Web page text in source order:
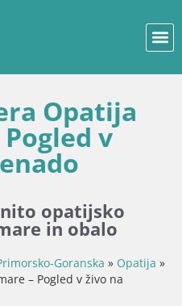
Opatija
v
opatijsko
in obalo
Goranska » Opatija »
– Pogled v živo na